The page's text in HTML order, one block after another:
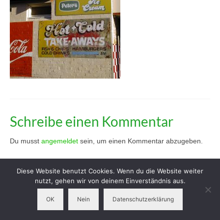
Workshops
Elterngruppen
Verein
Kontakt
Schreibe einen Kommentar
Du musst angemeldet sein, um einen Kommentar abzugeben.
© 2026 Neugrund
Diese Website benutzt Cookies. Wenn du die Website weiter
nutzt, gehen wir von deinem Einverständnis aus.
OK Nein Datenschutzerklärung